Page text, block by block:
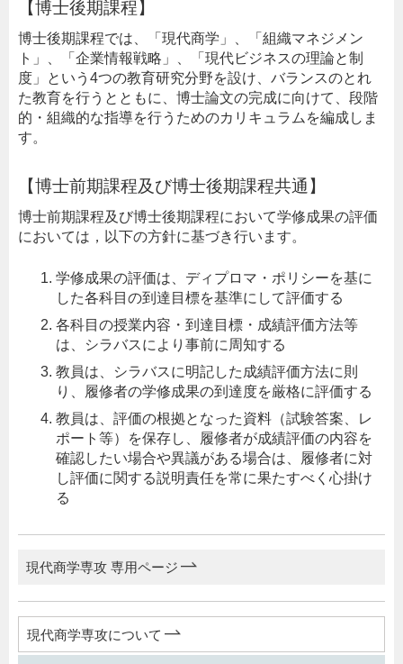
【博士後期課程】
博士後期課程では、「現代商学」、「組織マネジメン
ト」、「企業情報戦略」、「現代ビジネスの理論と制
度」という4つの教育研究分野を設け、バランスのとれ
た教育を行うとともに、博士論文の完成に向けて、段階
的・組織的な指導を行うためのカリキュラムを編成しま
す。
【博士前期課程及び博士後期課程共通】
博士前期課程及び博士後期課程において学修成果の評価
においては，以下の方針に基づき行います。
学修成果の評価は、ディプロマ・ポリシーを基に
した各科目の到達目標を基準にして評価する
各科目の授業内容・到達目標・成績評価方法等
は、シラバスにより事前に周知する
教員は、シラバスに明記した成績評価方法に則
り、履修者の学修成果の到達度を厳格に評価する
教員は、評価の根拠となった資料（試験答案、レ
ポート等）を保存し、履修者が成績評価の内容を
確認したい場合や異議がある場合は、履修者に対
し評価に関する説明責任を常に果たすべく心掛け
る
現代商学専攻 専用ページ
現代商学専攻について